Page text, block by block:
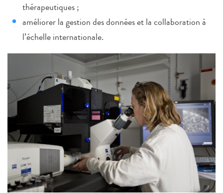
thérapeutiques ;
améliorer la gestion des données et la collaboration à
l’échelle internationale.